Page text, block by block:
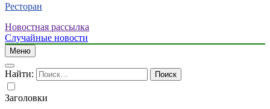
Ресторан
Новостная рассылка
Случайные новости
Меню
Найти:
Заголовки